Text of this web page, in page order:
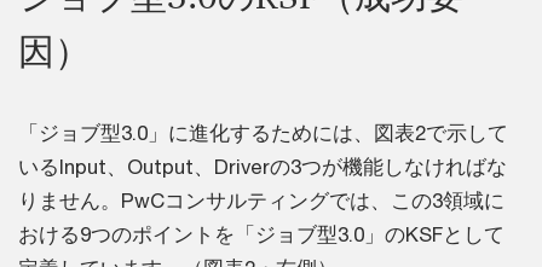
因）
「ジョブ型3.0」に進化するためには、図表2で示して
いるInput、Output、Driverの3つが機能しなければな
りません。PwCコンサルティングでは、この3領域に
おける9つのポイントを「ジョブ型3.0」のKSFとして